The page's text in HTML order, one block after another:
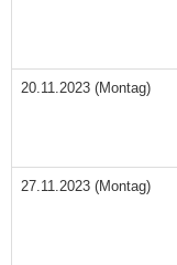
20.11.2023 (Montag)
27.11.2023 (Montag)